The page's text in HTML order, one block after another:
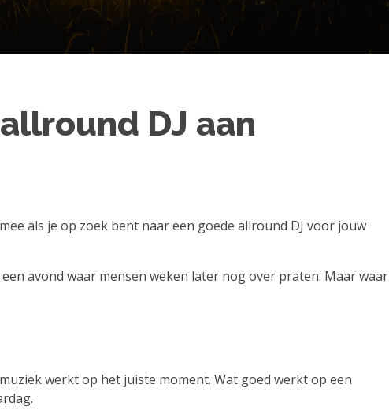
DJ aan
als je op zoek bent naar een goede allround DJ voor jouw
avond waar mensen weken later nog over praten. Maar waar
werkt op het juiste moment. Wat goed werkt op een